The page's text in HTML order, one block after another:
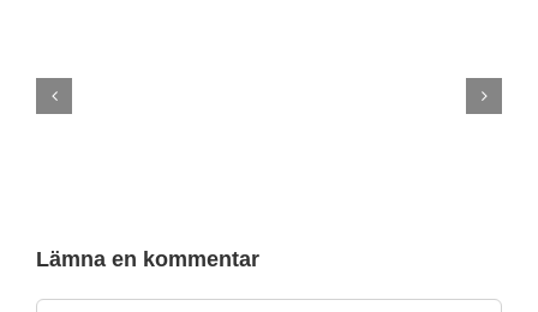
Lämna en kommentar